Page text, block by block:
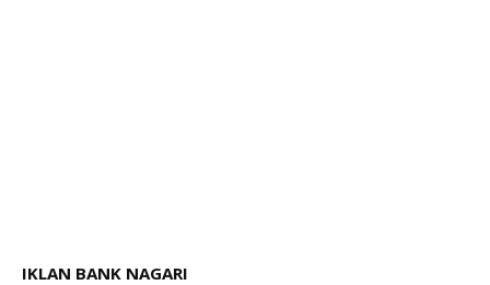
IKLAN BANK NAGARI